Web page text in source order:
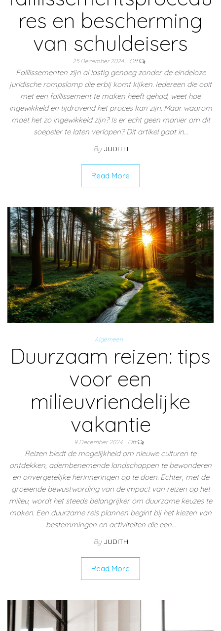
res en bescherming
van schuldeisers
25 December 2024 Off
Faillissementen zijn al lastig genoeg zonder de eindeloze
juridische rompslomp die erbij komt kijken. Iedereen die ooit
met een faillissement te maken heeft gehad, weet hoe
ingewikkeld en tijdrovend het proces kan zijn. Maar waarom
moet het zo ingewikkeld zijn? Is er echt geen manier om dit
soepeler te laten verlopen? Dit artikel gaat in…
By JUDITH
Read More
Algemeen
Duurzaam reizen: tips
voor een
milieuvriendelijke
vakantie
9 December 2024 Off
Reizen biedt de mogelijkheid om nieuwe culturen te
ontdekken, adembenemende landschappen te bewonderen
en onvergetelijke herinneringen op te doen. Echter, met de
groeiende bewustwording van de impact van reizen op het
milieu, wordt het steeds belangrijker om duurzame keuzes te
maken. Een duurzame reis plannen begint bij het kiezen van
bestemmingen en activiteiten die een…
By JUDITH
Read More